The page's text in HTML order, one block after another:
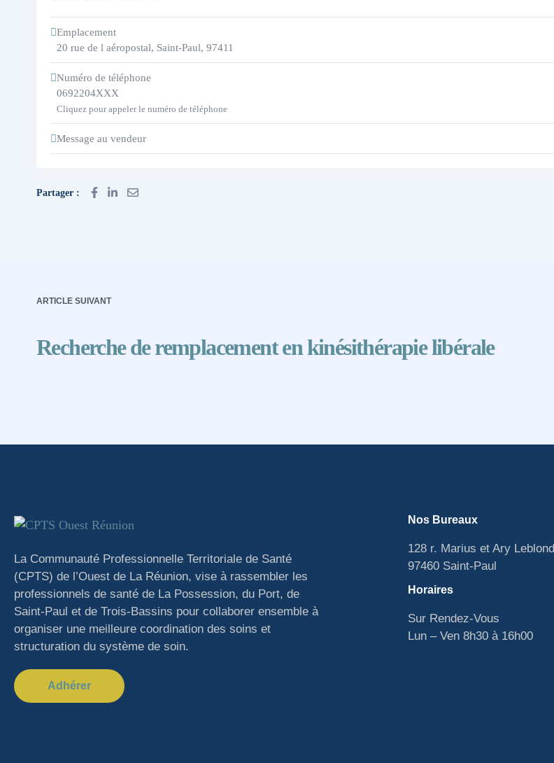
Emplacement
20 rue de l aéropostal, Saint-Paul, 97411
Numéro de téléphone
0692204XXX
Cliquez pour appeler le numéro de téléphone
Message au vendeur
Partager :
ARTICLE SUIVANT
Recherche de remplacement en kinésithérapie libérale
La Communauté Professionnelle Territoriale de Santé
(CPTS) de l’Ouest de La Réunion, vise à rassembler les
professionnels de santé de La Possession, du Port, de
Saint-Paul et de Trois-Bassins pour collaborer ensemble à
organiser une meilleure coordination des soins et
structuration du système de soin.
Adhérer
Nos Bureaux
128 r. Marius et Ary Leblond
97460 Saint-Paul
Horaires
Sur Rendez-Vous
Lun – Ven 8h30 à 16h00